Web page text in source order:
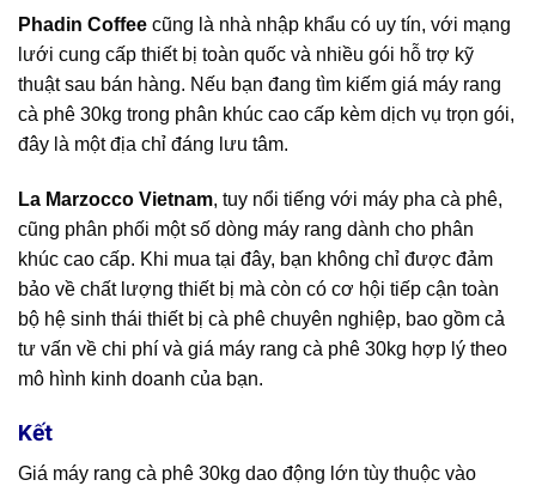
Phadin Coffee cũng là nhà nhập khẩu có uy tín, với mạng
lưới cung cấp thiết bị toàn quốc và nhiều gói hỗ trợ kỹ
thuật sau bán hàng. Nếu bạn đang tìm kiếm giá máy rang
cà phê 30kg trong phân khúc cao cấp kèm dịch vụ trọn gói,
đây là một địa chỉ đáng lưu tâm.
La Marzocco Vietnam, tuy nổi tiếng với máy pha cà phê,
cũng phân phối một số dòng máy rang dành cho phân
khúc cao cấp. Khi mua tại đây, bạn không chỉ được đảm
bảo về chất lượng thiết bị mà còn có cơ hội tiếp cận toàn
bộ hệ sinh thái thiết bị cà phê chuyên nghiệp, bao gồm cả
tư vấn về chi phí và giá máy rang cà phê 30kg hợp lý theo
mô hình kinh doanh của bạn.
Kết
Giá máy rang cà phê 30kg dao động lớn tùy thuộc vào